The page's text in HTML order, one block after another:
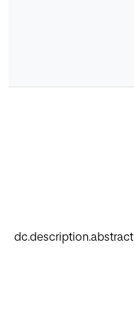
dc.description.abstract